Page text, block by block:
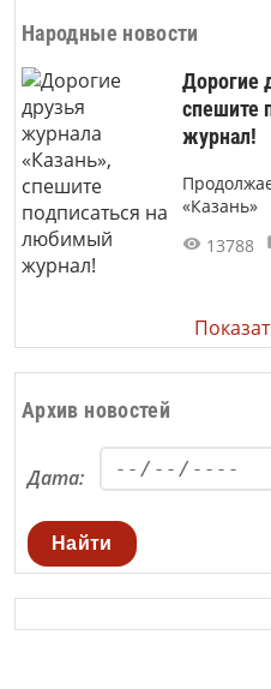
Народные новости
Дорогие
спешите
журнал!
«Казань»
13788
Архив новостей
Дата:
Найти